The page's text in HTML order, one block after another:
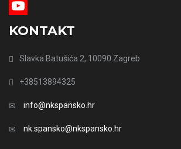
YouTube
YouTube
KONTAKT
Slavka Batušića 2, 10090 Zagreb
+38513894325
info@nkspansko.hr
nk.spansko@nkspansko.hr